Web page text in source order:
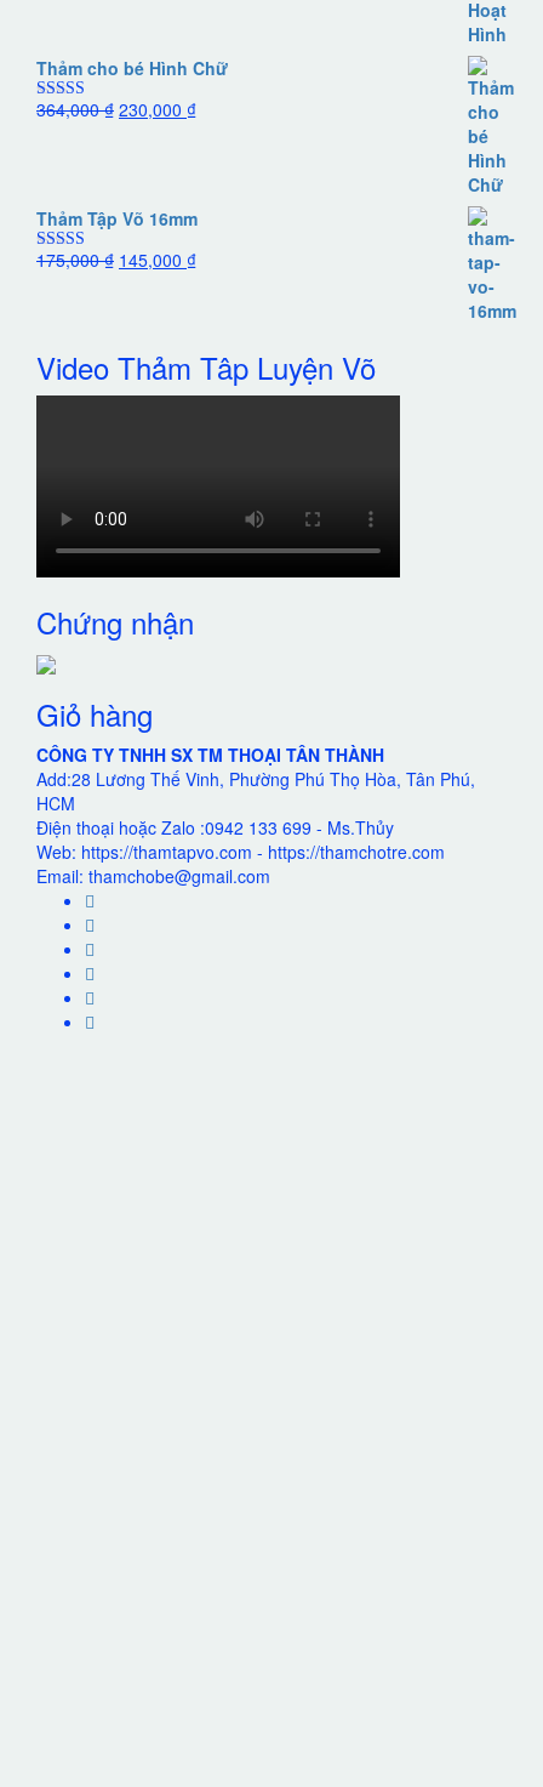
Thảm cho bé Hình Chữ
Được xếp
364,000₫ 230,000 ₫
Thảm Tập Võ 16mm
Được xếp
175,000₫ 145,000 ₫
Video Thảm Tâp Luyện Võ
Chứng nhận
Giỏ hàng
CÔNG TY TNHH SX TM THOẠI TÂN THÀNH
Add:28 Lương Thế Vinh, Phường Phú Thọ Hòa, Tân Phú,
HCM
Điện thoại hoặc Zalo :0942 133 699 - Ms.Thủy
Web: https://thamtapvo.com - https://thamchotre.com
Email: thamchobe@gmail.com